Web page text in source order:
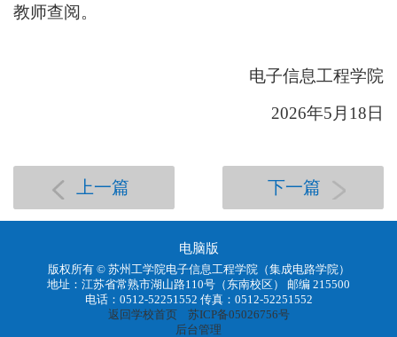
教师查阅。
电子信息工程学院
2026年5月18日
上一篇 下一篇
电脑版
版权所有 © 苏州工学院电子信息工程学院（集成电路学院）
地址：江苏省常熟市湖山路110号（东南校区） 邮编 215500
电话：0512-52251552 传真：0512-52251552
返回学校首页
苏ICP备05026756号
后台管理